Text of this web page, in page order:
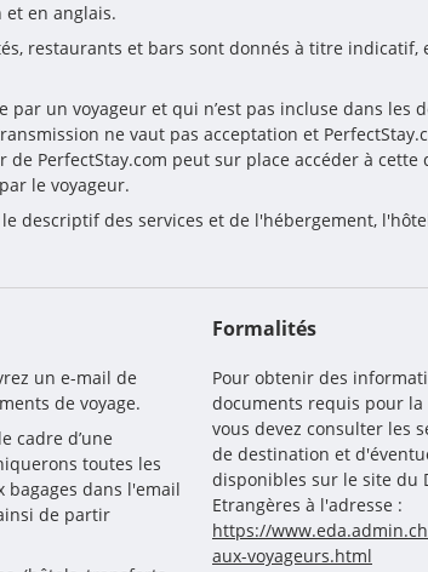
en anglais.
restaurants et bars sont donnés à titre indicatif,
un voyageur et qui n’est pas incluse dans les
ne vaut pas acceptation et
PerfectStay.com peut sur place accéder à
le voyageur.
descriptif des services et de l'hébergement,
un e-mail de
de voyage.
cadre d’une
toutes les
dans l'email
de partir
Formalités
Pour obtenir des
documents requis pour
vous devez consulter les
de destination et
disponibles sur le site du
Etrangères à l'adresse :
https://
aux-voyageurs.html